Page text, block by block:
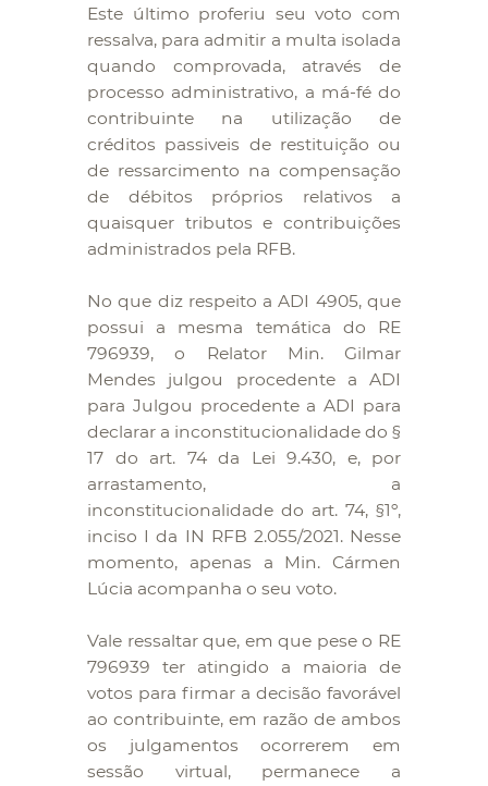
Este último proferiu seu voto com
ressalva, para admitir a multa isolada
quando comprovada, através de
processo administrativo, a má-fé do
contribuinte na utilização de
créditos passiveis de restituição ou
de ressarcimento na compensação
de débitos próprios relativos a
quaisquer tributos e contribuições
administrados pela RFB.
No que diz respeito a ADI 4905, que
possui a mesma temática do RE
796939, o Relator Min. Gilmar
Mendes julgou procedente a ADI
para Julgou procedente a ADI para
declarar a inconstitucionalidade do §
17 do art. 74 da Lei 9.430, e, por
arrastamento, a
inconstitucionalidade do art. 74, §1º,
inciso I da IN RFB 2.055/2021. Nesse
momento, apenas a Min. Cármen
Lúcia acompanha o seu voto.
Vale ressaltar que, em que pese o RE
796939 ter atingido a maioria de
votos para firmar a decisão favorável
ao contribuinte, em razão de ambos
os julgamentos ocorrerem em
sessão virtual, permanece a